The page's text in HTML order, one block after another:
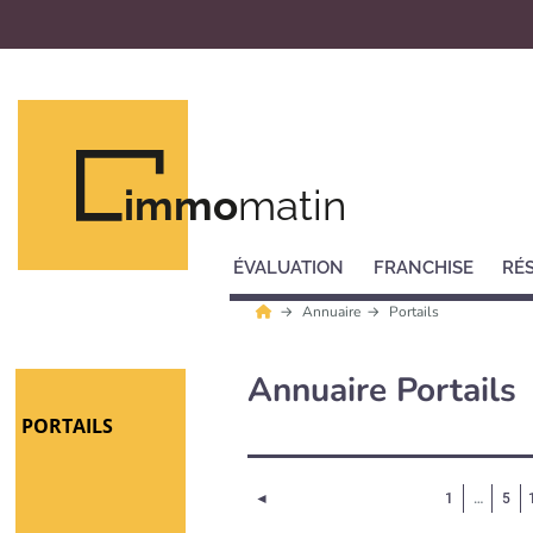
immomatin
ÉVALUATION FRANCHISE
Annuaire Portails
PORTAILS
Annuaire Portails
◄ 1 … 5